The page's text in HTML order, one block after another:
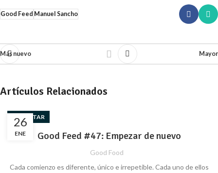
Good Feed Manuel Sancho
Más nuevo Mayor
Artículos Relacionados
26
ENE
BIENESTAR
Good Feed #47: Empezar de nuevo
Good Food
Cada comienzo es diferente, único e irrepetible. Cada uno de ellos